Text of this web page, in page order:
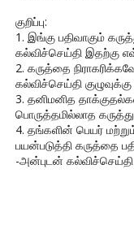
குறிப்பு:
1. இங்கு பதிவாகும்
கல்விச்செய்தி இதற்கு
2. கருத்தை
கல்விச்செய்தி
3. தனிமனித
பொருத்தமில்லாத
4. தங்களின் பெயர்
பயன்படுத்தி கருத்தை
-அன்புடன் கல்விச்செய்தி